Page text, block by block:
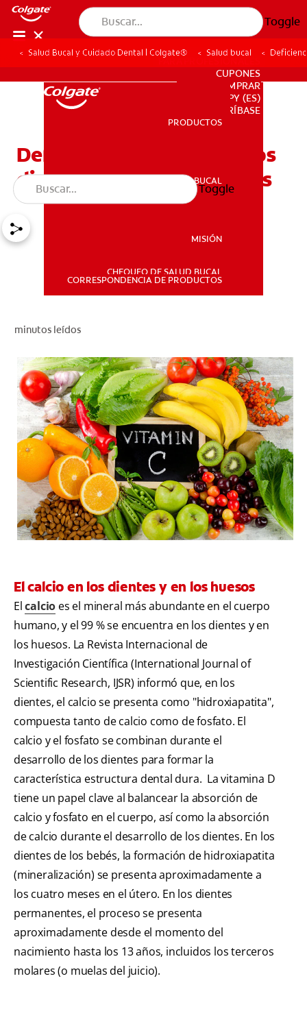
Toggle
PRODUCTOS
SALUD BUCAL
PARA PROFESIONALES
CUPONES
DONDE COMPRAR
PY (ES)
SUSCRÍBASE
PARA PROFESIONALES
CUPONES
DONDE COMPRAR
PY (ES)
SUSCRÍBASE
PRODUCTOS
SALUD BUCAL
MISIÓN
CHEQUEO DE SALUD BUCAL
CORRESPONDENCIA DE PRODUCTOS
Toggle
Salud Bucal y Cuidado Dental | Colgate® Salud bucal
Deficiencia de calcio en los
dientes: signos y síntomas
minutos leídos
El calcio en los dientes y en los huesos
Elcalcio es el mineral más abundante en el cuerpo
humano, y el 99 % se encuentra en los dientes y en
los huesos. La Revista Internacional de
Investigación Científica (International Journal of
Scientific Research, IJSR) informó que, en los
dientes, el calcio se presenta como "hidroxiapatita",
compuesta tanto de calcio como de fosfato. El
calcio y el fosfato se combinan durante el
desarrollo de los dientes para formar la
característica estructura dental dura. La vitamina D
tiene un papel clave al balancear la absorción de
calcio y fosfato en el cuerpo, así como la absorción
de calcio durante el desarrollo de los dientes. En los
dientes de los bebés, la formación de hidroxiapatita
(mineralización) se presenta aproximadamente a
los cuatro meses en el útero. En los dientes
permanentes, el proceso se presenta
aproximadamente desde el momento del
nacimiento hasta los 13 años, incluidos los terceros
molares (o muelas del juicio).